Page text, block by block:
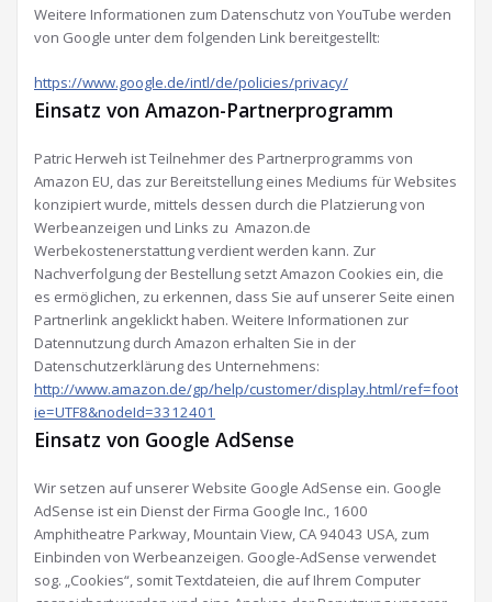
Weitere Informationen zum Datenschutz von YouTube werden
von Google unter dem folgenden Link bereitgestellt:
https://www.google.de/intl/de/policies/privacy/
Einsatz von Amazon-Partnerprogramm
Patric Herweh ist Teilnehmer des Partnerprogramms von
Amazon EU, das zur Bereitstellung eines Mediums für Websites
konzipiert wurde, mittels dessen durch die Platzierung von
Werbeanzeigen und Links zu Amazon.de
Werbekostenerstattung verdient werden kann. Zur
Nachverfolgung der Bestellung setzt Amazon Cookies ein, die
es ermöglichen, zu erkennen, dass Sie auf unserer Seite einen
Partnerlink angeklickt haben. Weitere Informationen zur
Datennutzung durch Amazon erhalten Sie in der
Datenschutzerklärung des Unternehmens:
http://www.amazon.de/gp/help/customer/display.html/
ie=UTF8&nodeId=3312401
Einsatz von Google AdSense
Wir setzen auf unserer Website Google AdSense ein. Google
AdSense ist ein Dienst der Firma Google Inc., 1600
Amphitheatre Parkway, Mountain View, CA 94043 USA, zum
Einbinden von Werbeanzeigen. Google-AdSense verwendet
sog. „Cookies“, somit Textdateien, die auf Ihrem Computer